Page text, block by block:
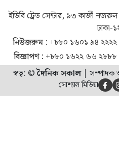
ইডিবি ট্রেড সেন্টার, ৯৩ কাজী
ঢাকা-
নিউজরুম : +৮৮০ ১৬০১ ৯৪ ২২২২
বিজ্ঞাপণ : +৮৮০ ১৬২২ ৬৬ ২৮৮৮
স্বত্ব: ©দৈনিক সকাল| সম্পাদক
সোশ্যাল মিডিয়া 